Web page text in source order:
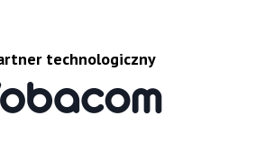
technologiczny